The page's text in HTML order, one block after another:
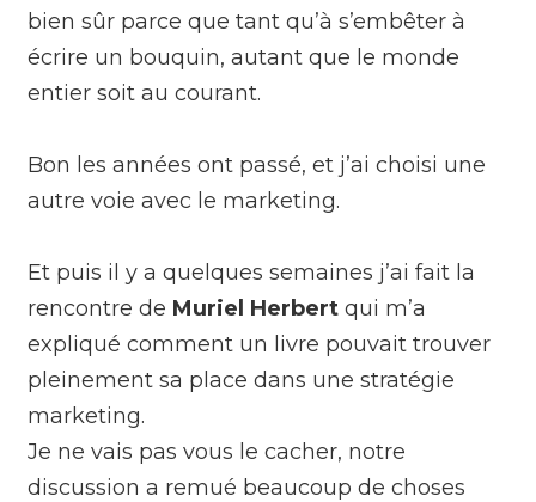
bien sûr parce que tant qu’à s’embêter à
écrire un bouquin, autant que le monde
entier soit au courant.
Bon les années ont passé, et j’ai choisi une
autre voie avec le marketing.
Et puis il y a quelques semaines j’ai fait la
rencontre de Muriel Herbert qui m’a
expliqué comment un livre pouvait trouver
pleinement sa place dans une stratégie
marketing.
Je ne vais pas vous le cacher, notre
discussion a remué beaucoup de choses